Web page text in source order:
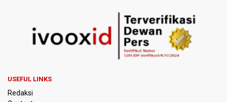
Kemkomdigi Targetkan Reaktivasi IGRS Rampung 2026
TNI Gelar Latihan Kesiapsiagaan Penanggulangan
Bencana Gempa Bumi dan Tsunami di Bali
Polisi saat Razia Knalpot Brong
USEFUL LINKS
Redaksi